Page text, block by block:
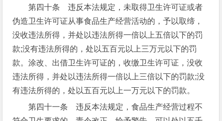
第四十条 违反本法规定，未取得卫生许可证或者
伪造卫生许可证从事食品生产经营活动的，予以取缔，
没收违法所得，并处以违法所得一倍以上五倍以下的罚
款;没有违法所得的，处以五百元以上三万元以下的罚
款。涂改、出借卫生许可证的，收缴卫生许可证，没收
违法所得，并处以违法所得一倍以上三倍以下的罚款;没
有违法所得的，处以五百元以上一万元以下的罚款。
第四十一条 违反本法规定，食品生产经营过程不